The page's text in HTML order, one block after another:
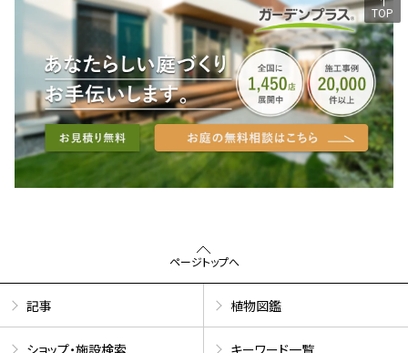
TOP
ページトップへ
記事 植物図鑑
ショップ・施設検索 キーワード一覧